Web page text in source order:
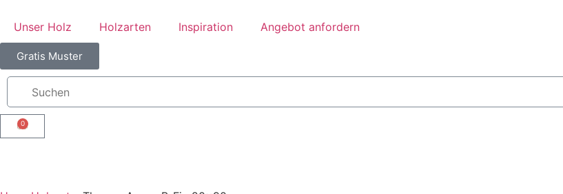
Unser Holz Holzarten Inspiration Angebot anfordern
Gratis Muster
0